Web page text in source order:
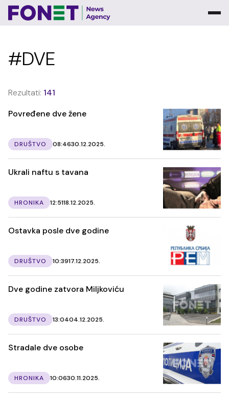
#DVE
Rezultati: 141
Povređene dve žene
DRUŠTVO 08:4630.12.2025.
Ukrali naftu s tavana
HRONIKA 12:5118.12.2025.
Ostavka posle dve godine
DRUŠTVO 10:3917.12.2025.
Dve godine zatvora Miljkoviću
DRUŠTVO 13:0404.12.2025.
Stradale dve osobe
HRONIKA 10:0630.11.2025.